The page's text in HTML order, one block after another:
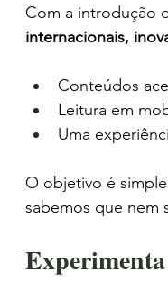
Com a introdução
internacionais,
Conteúdos
Leitura em
Uma
O objetivo é
sabemos que nem